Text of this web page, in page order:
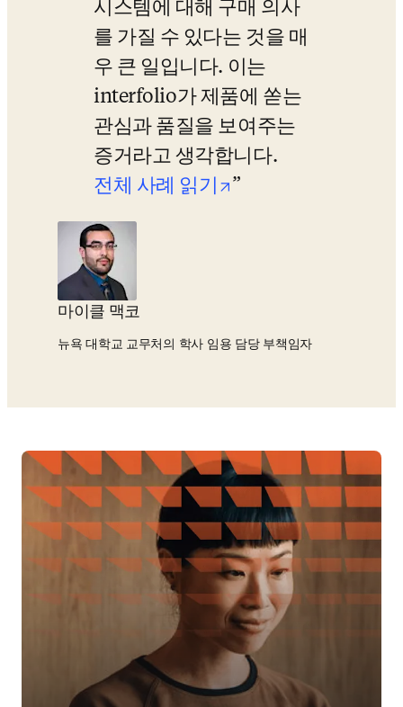
시스템에 대해 구매 의사
를 가질 수 있다는 것을 매
우 큰 일입니다. 이는
interfolio가 제품에 쏟는
관심과 품질을 보여주는
증거라고 생각합니다.
전체 사례 읽기
opens in new tab/
마이클 맥코
뉴욕 대학교 교무처의 학사 임용 담당 부책임자